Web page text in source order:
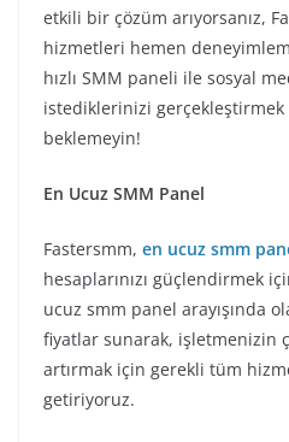
etkili bir çözüm arıyorsanız,
hizmetleri hemen
hızlı SMM paneli ile sosyal
istediklerinizi
beklemeyin!
En Ucuz SMM Panel
Fastersmm, en ucuz smm
hesaplarınızı güçlendirmek
ucuz smm panel arayışında
fiyatlar sunarak, işletmenizin
artırmak için gerekli tüm
getiriyoruz.